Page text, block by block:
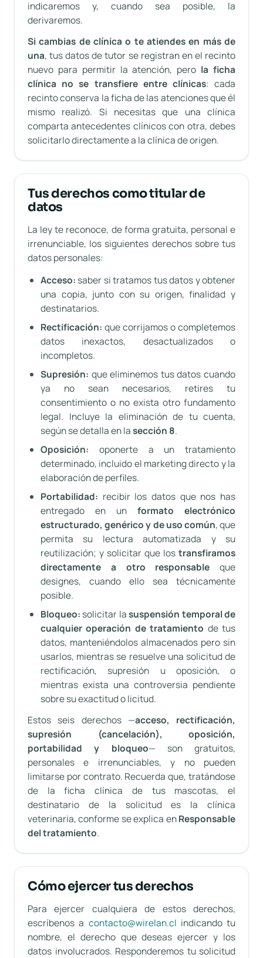
indicaremos y, cuando sea posible, la
derivaremos.
Si cambias de clínica o te atiendes en más de
una, tus datos de tutor se registran en el recinto
nuevo para permitir la atención, pero la ficha
clínica no se transfiere entre clínicas: cada
recinto conserva la ficha de las atenciones que él
mismo realizó. Si necesitas que una clínica
comparta antecedentes clínicos con otra, debes
solicitarlo directamente a la clínica de origen.
Tus derechos como titular de
datos
La ley te reconoce, de forma gratuita, personal e
irrenunciable, los siguientes derechos sobre tus
datos personales:
Acceso:saber si tratamos tus datos y obtener
una copia, junto con su origen, finalidad y
destinatarios.
Rectificación: que corrijamos o completemos
datos inexactos, desactualizados o
incompletos.
Supresión: que eliminemos tus datos cuando
ya no sean necesarios, retires tu
consentimiento o no exista otro fundamento
legal. Incluye la eliminación de tu cuenta,
según se detalla en lasección 8.
Oposición: oponerte a un tratamiento
determinado, incluido el marketing directo y la
elaboración de perfiles.
Portabilidad: recibir los datos que nos has
entregado en un formato electrónico
estructurado, genérico y de uso común, que
permita su lectura automatizada y su
reutilización; y solicitar que los transfiramos
directamente a otro responsable que
designes, cuando ello sea técnicamente
posible.
Bloqueo:solicitar lasuspensión temporal de
cualquier operación de tratamiento de tus
datos, manteniéndolos almacenados pero sin
usarlos, mientras se resuelve una solicitud de
rectificación, supresión u oposición, o
mientras exista una controversia pendiente
sobre su exactitud o licitud.
Estos seis derechos —acceso, rectificación,
supresión (cancelación), oposición,
portabilidad y bloqueo— son gratuitos,
personales e irrenunciables, y no pueden
limitarse por contrato. Recuerda que, tratándose
de la ficha clínica de tus mascotas, el
destinatario de la solicitud es la clínica
veterinaria, conforme se explica enResponsable
del tratamiento.
Cómo ejercer tus derechos
Para ejercer cualquiera de estos derechos,
escríbenos a contacto@wirelan.cl indicando tu
nombre, el derecho que deseas ejercer y los
datos involucrados. Responderemos tu solicitud